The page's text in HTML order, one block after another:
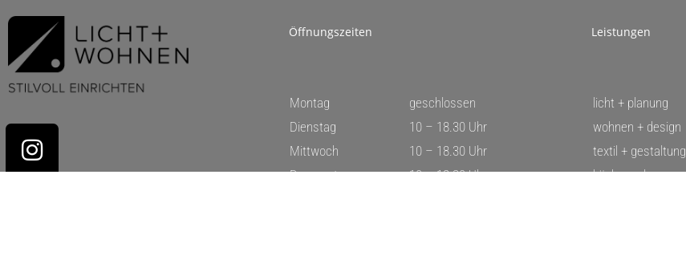
Öffnungszeiten
Montag
Dienstag
Mittwoch
Donnerstag
geschlossen
10 – 18.30 Uhr
10 – 18.30 Uhr
10 – 18.30 Uhr
Leistungen
licht + planung
wohnen + design
textil + gestaltung
küche + planung